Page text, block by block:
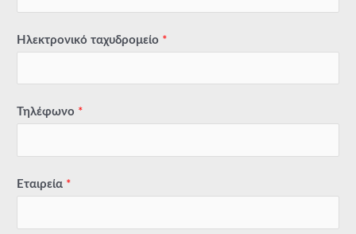
Ηλεκτρονικό ταχυδρομείο *
Τηλέφωνο *
Εταιρεία *